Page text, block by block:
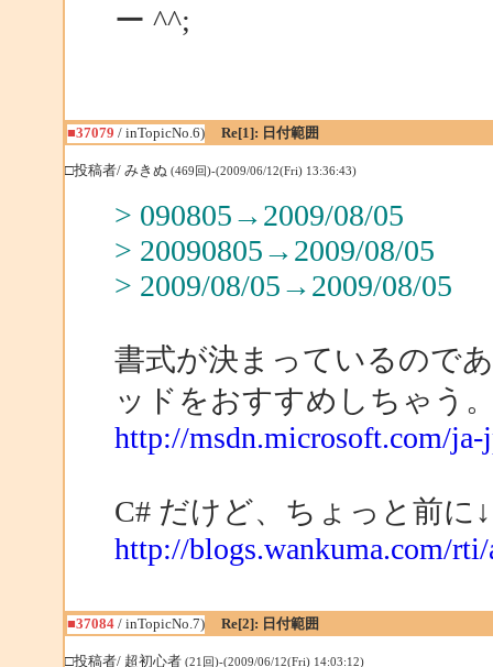
ー ^^;
■37079 / inTopicNo.6) Re[1]: 日付範囲
□投稿者/ みきぬ (469回)-(2009/06/12(Fri) 13:36:43)
> 090805→2009/08/05
> 20090805→2009/08/05
> 2009/08/05→2009/08/05
書式が決まっているのであ
ッドをおすすめしちゃう
http://msdn.microsoft.com/
C# だけど、ちょっと前
http://blogs.wankuma.com/
■37084/ inTopicNo.7) Re[2]: 日付範囲
□投稿者/ 超初心者 (21回)-(2009/06/12(Fri) 14:03:12)